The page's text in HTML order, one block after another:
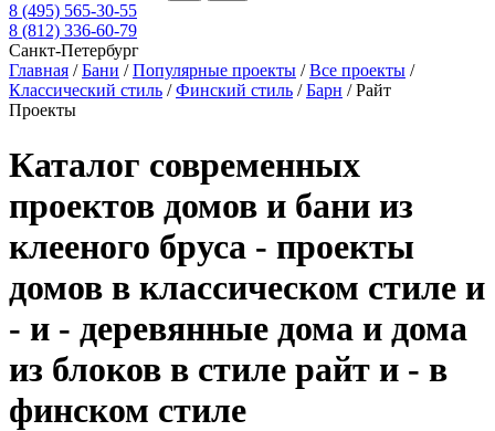
8 (495) 565-30-55
8 (812) 336-60-79
Санкт-Петербург
Главная /Бани /Популярные проекты /Все проекты /
Классический стиль /Финский стиль /Барн /Райт
Проекты
Каталог современных
проектов домов и бани из
клееного бруса - проекты
домов в классическом стиле и
- и - деревянные дома и дома
из блоков в стиле райт и - в
финском стиле